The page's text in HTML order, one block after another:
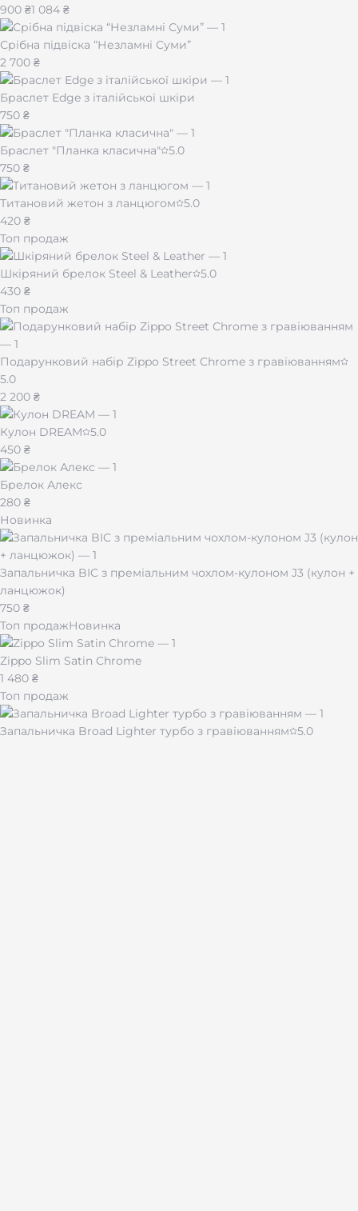
900 ₴1 084 ₴
Срібна підвіска “Незламні Суми”
2 700 ₴
Браслет Edge з італійської шкіри
750 ₴
Браслет "Планка класична"
5.0
750 ₴
Титановий жетон з ланцюгом
5.0
420 ₴
Топ продаж
Шкіряний брелок Steel & Leather
5.0
430 ₴
Топ продаж
Подарунковий набір Zippo Street Chrome з гравіюванням
5.0
2 200 ₴
Кулон DREAM
5.0
450 ₴
Брелок Алекс
280 ₴
Новинка
Запальничка BIC з преміальним чохлом-кулоном J3 (кулон +
ланцюжок)
750 ₴
Топ продажНовинка
Zippo Slim Satin Chrome
1 480 ₴
Топ продаж
Запальничка Broad Lighter турбо з гравіюванням
5.0